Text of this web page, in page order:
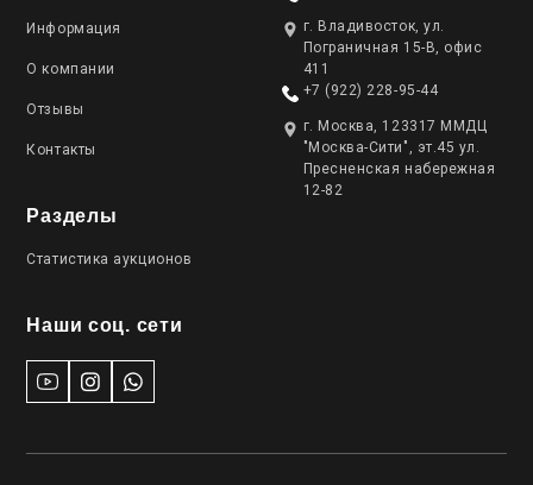
Информация
О компании
Отзывы
Контакты
Разделы
Статистика аукционов
Наши соц. сети
г. Владивосток, ул.
Пограничная 15-В, офис
411
+7 (922) 228-95-44
г. Москва, 123317 ММДЦ
"Москва-Сити", эт.45 ул.
Пресненская набережная
12-82